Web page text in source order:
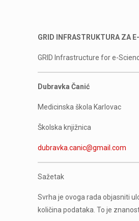
GRID INFRASTRUKTURA ZA
GRID Infrastructure for e-
Dubravka Čanić
Medicinska škola Karlovac
Školska knjižnica
dubravka.canic@gmail.com
Sažetak
Svrha je ovoga rada objasniti
količina podataka. To je